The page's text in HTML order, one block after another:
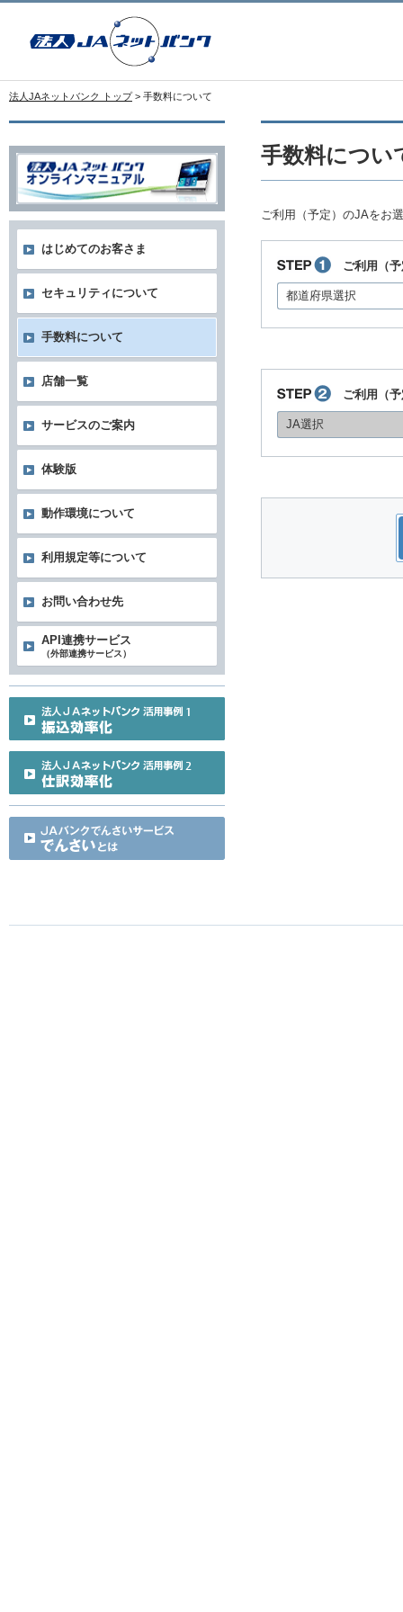
法人JAネットバンク トップ > 手数料について
手数料につい
ご利用（予定）のJAをお
ご利用（予
都道府県選択
ご利用（予
JA選択
はじめてのお客さま
セキュリティについて
手数料について
店舗一覧
サービスのご案内
体験版
動作環境について
利用規定等について
お問い合わせ先
API連携サービス
（外部連携サービス）